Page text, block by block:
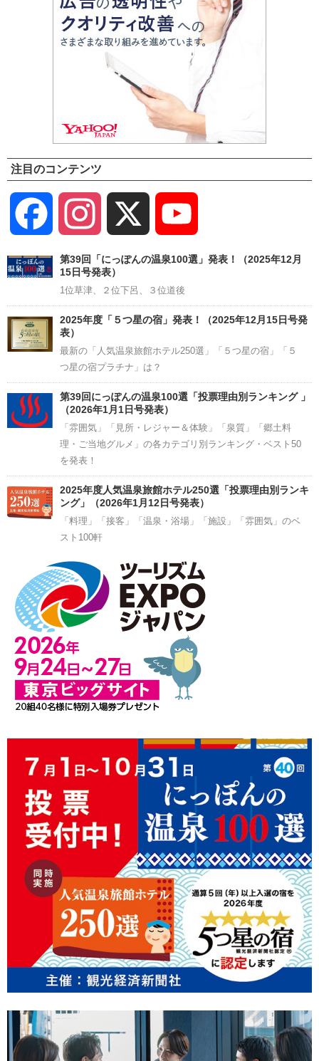
注目のコンテンツ
Facebook Instagram
Channel
第39回「にっぽんの温泉100選」発表！（2025年12月
15日号発表）
1位草津、２位下呂、３位道後
2025年度「５つ星の宿」発表！（2025年12月15日号発
表）
最新の「人気温泉旅館ホテル250選」「５つ星の宿」「５
つ星の宿プラチナ」は？
第39回にっぽんの温泉100選「投票理由別ランキング 」
（2026年1月1日号発表）
「雰囲気」「見所・レジャー＆体験」「泉質」「郷土料
理・ご当地グルメ」の各カテゴリ別ランキング・ベスト50
を発表！
2025年度人気温泉旅館ホテル250選「投票理由別ランキ
ング」（2026年1月12日号発表）
「料理」「接客」「温泉・浴場」「施設」「雰囲気」のベ
スト100軒